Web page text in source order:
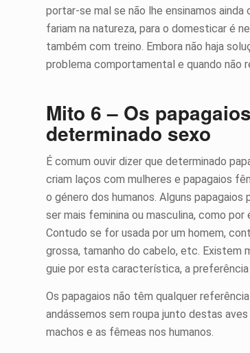
portar-se mal se não lhe ensinamos
fariam na natureza, para o domesticar é
também com treino. Embora não haja
problema comportamental e quando não
Mito 6 – Os
determinado sexo
É comum ouvir dizer que determinado
criam laços com mulheres e papagaios
o género dos humanos. Alguns
ser mais feminina ou masculina, como
Contudo se for usada por um homem,
grossa, tamanho do cabelo, etc. Existem
guie por esta característica, a
Os papagaios não têm qualquer
andássemos sem roupa junto destas
machos e as fêmeas nos humanos.